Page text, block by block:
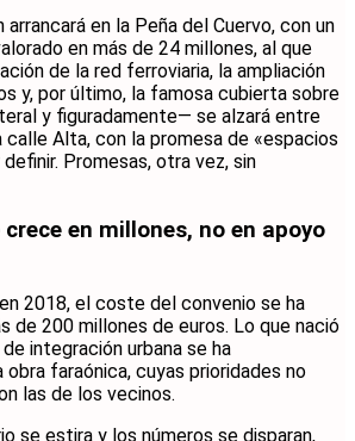
en la Peña del Cuervo, con un
en más de 24 millones, al que
de la red ferroviaria, la ampliación
y, por último, la famosa cubierta sobre
y figuradamente— se alzará entre
calle Alta, con la promesa de «espacios
Promesas, otra vez, sin
en millones, no en apoyo
2018, el coste del convenio se ha
de 200 millones de euros. Lo que nació
integración urbana se ha
faraónica, cuyas prioridades no
las de los vecinos.
se estira y los números se disparan,